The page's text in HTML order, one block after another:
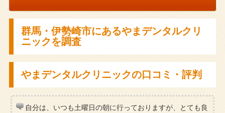
群馬・伊勢崎市にあるやまデンタルクリ
ニックを調査
やまデンタルクリニックの口コミ・評判
自分は、いつも土曜日の朝に行っておりますが、とても良